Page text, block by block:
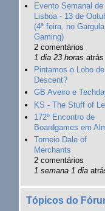
Evento Semanal de
Lisboa - 13 de
(4ª feira, no Gargula
Gaming)
2 comentários
1 dia 23 horas atrás
Pintamos o Lobo de
Descent?
GB Aveiro e
KS - The Stuff of
172º Encontro de
Boardgames em
Torneio Dale of
Merchants
2 comentários
1 semana 1 dia
Tópicos do